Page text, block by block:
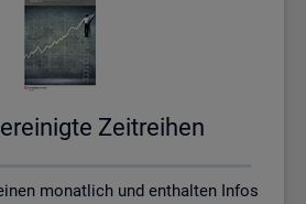
Zeit­rei­hen
monatlich und enthalten Infos